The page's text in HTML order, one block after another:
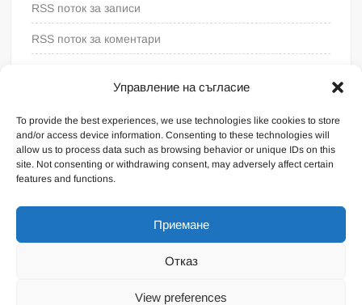
Управление на съгласие
To provide the best experiences, we use technologies like cookies to store
and/or access device information. Consenting to these technologies will
allow us to process data such as browsing behavior or unique IDs on this
site. Not consenting or withdrawing consent, may adversely affect certain
features and functions.
Приемане
Отказ
View preferences
RSS поток за записи
RSS поток за коментари
Proudly powered by WordPress |Theme: FreeNews